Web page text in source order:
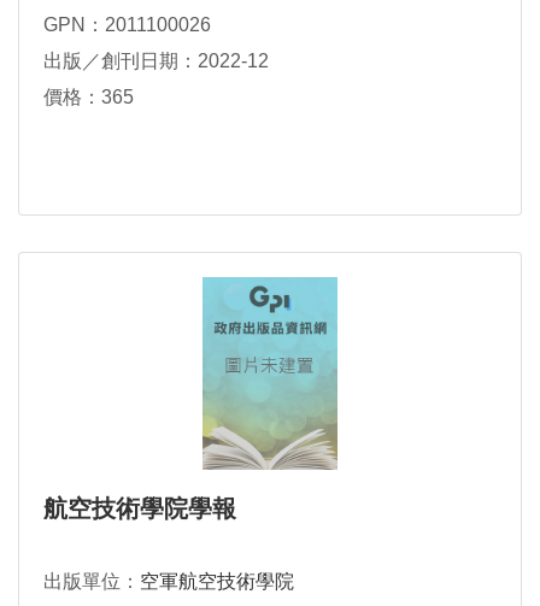
GPN：2011100026
出版／創刊日期：2022-12
價格：365
航空技術學院學報
出版單位： 空軍航空技術學院